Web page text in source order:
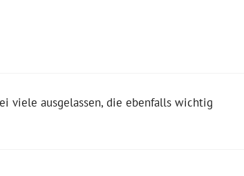
viele ausgelassen, die ebenfalls wichtig